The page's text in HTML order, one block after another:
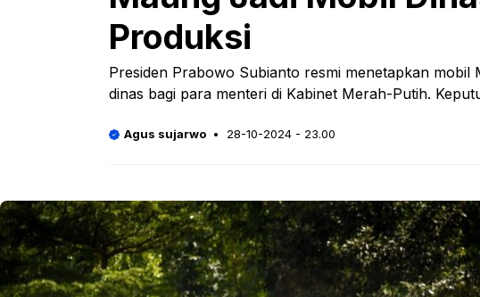
Produksi
Presiden Prabowo Subianto resmi menetapkan mobil
dinas bagi para menteri di Kabinet Merah-Putih.
Agus sujarwo 28-10-2024 - 23.00